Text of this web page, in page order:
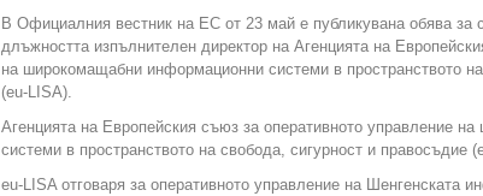
В Официалния вестник на ЕС от 23 май е публикувана обява за
длъжността изпълнителен директор на Агенцията на
на широкомащабни информационни системи в пространството
(eu-LISA).
Агенцията на Европейския съюз за оперативното управление
системи в пространството на свобода, сигурност и правосъдие
eu-LISA отговаря за оперативното управление на Шенгенската